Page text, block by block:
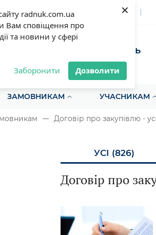
radnuk.com.ua
Вам сповіщення про
та новини у сфері
Заборонити Дозволити
×
ІНСТРУМЕНТИ
публічних закупівель
на одному порталі
ЗАМОВНИКАМ УЧАСНИКАМ
Договір про закупівлю -
УСІ (826)
Договір про